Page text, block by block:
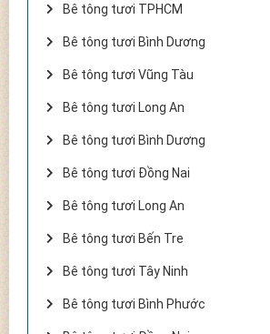
Bê tông tươi TPHCM
Bê tông tươi Bình Dương
Bê tông tươi Vũng Tàu
Bê tông tươi Long An
Bê tông tươi Bình Dương
Bê tông tươi Đồng Nai
Bê tông tươi Long An
Bê tông tươi Bến Tre
Bê tông tươi Tây Ninh
Bê tông tươi Bình Phước